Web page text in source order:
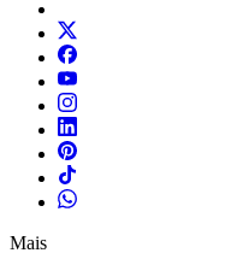
Mais